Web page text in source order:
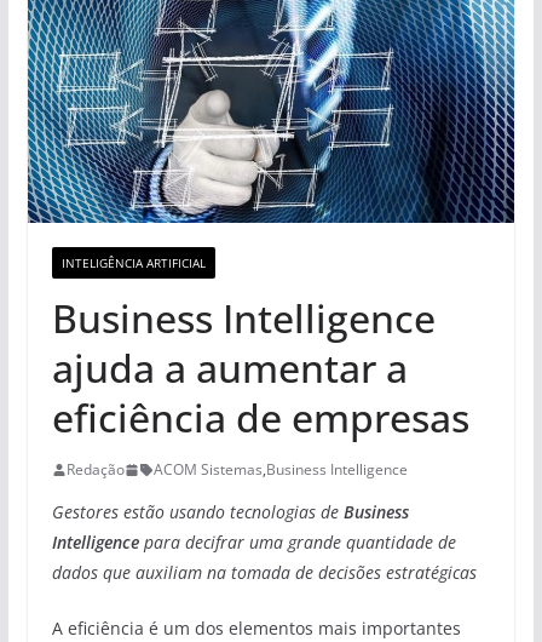
INTELIGÊNCIA ARTIFICIAL
Business Intelligence
ajuda a aumentar a
eficiência de empresas
Redação ACOM Sistemas,Business Intelligence
Gestores estão usando tecnologias de Business
Intelligencepara decifrar uma grande quantidade de
dados que auxiliam na tomada de decisões estratégicas
A eficiência é um dos elementos mais importantes